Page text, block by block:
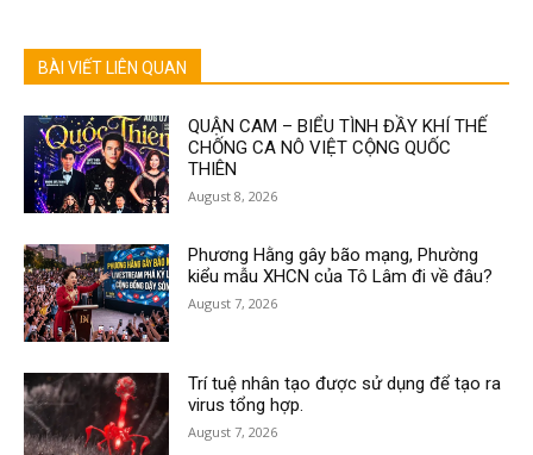
BÀI VIẾT LIÊN QUAN
QUẬN CAM – BIỂU TÌNH ĐẦY KHÍ THẾ
CHỐNG CA NÔ VIỆT CỘNG QUỐC
THIÊN
August 8, 2026
Phương Hằng gây bão mạng, Phường
kiểu mẫu XHCN của Tô Lâm đi về đâu?
August 7, 2026
Trí tuệ nhân tạo được sử dụng để tạo ra
virus tổng hợp.
August 7, 2026